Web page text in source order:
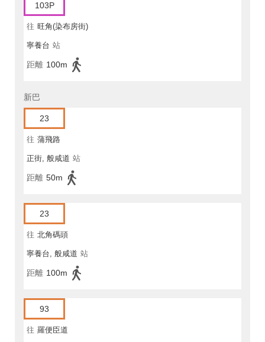
103P
往 旺角(染布房街)
寧養台 站
距離 100m
新巴
23
往 蒲飛路
正街, 般咸道 站
距離 50m
23
往 北角碼頭
寧養台, 般咸道 站
距離 100m
93
往 羅便臣道